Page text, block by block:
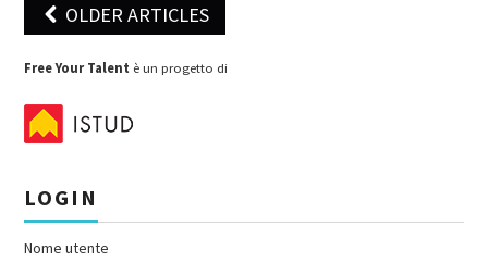
Post navigation
OLDER ARTICLES
Free Your Talent è un progetto di
LOGIN
Nome utente